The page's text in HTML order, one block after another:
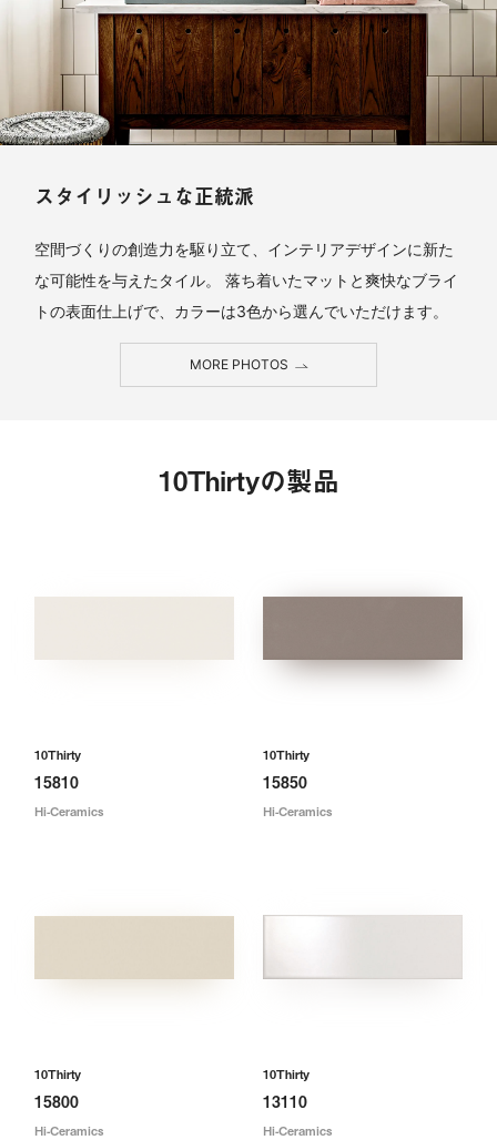
スタイリッシュな正統派
空間づくりの創造力を駆り立て、インテリアデザインに新た
な可能性を与えたタイル。 落ち着いたマットと爽快なブライ
トの表面仕上げで、カラーは3色から選んでいただけます。
MORE PHOTOS
10Thirtyの製品
10Thirty
15810
Hi-Ceramics
10Thirty
15850
Hi-Ceramics
10Thirty
15800
Hi-Ceramics
10Thirty
13110
Hi-Ceramics